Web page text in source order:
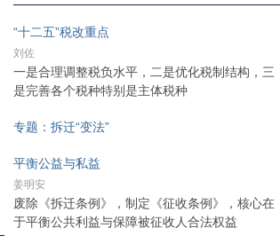
“十二五”税改重点
刘佐
一是合理调整税负水平，二是优化税制结构，三
是完善各个税种特别是主体税种
专题：拆迁“变法”
平衡公益与私益
姜明安
废除《拆迁条例》，制定《征收条例》，核心在
于平衡公共利益与保障被征收人合法权益